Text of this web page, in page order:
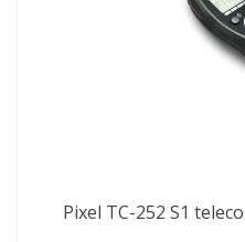
Pixel TC-252 S1